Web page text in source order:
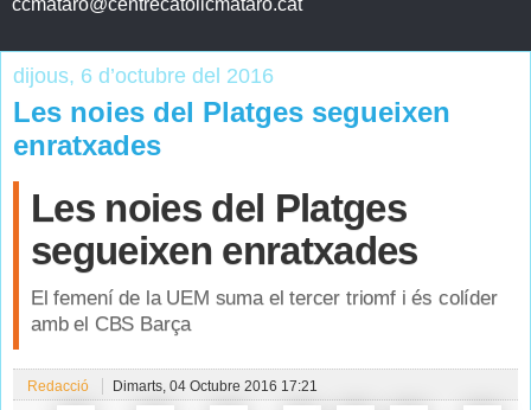
ccmataro@centrecatolicmataro.cat
dijous, 6 d’octubre del 2016
Les noies del Platges segueixen
enratxades
Les noies del Platges
segueixen enratxades
El femení de la UEM suma el tercer triomf i és colíder
amb el CBS Barça
Redacció Dimarts, 04 Octubre 2016 17:21